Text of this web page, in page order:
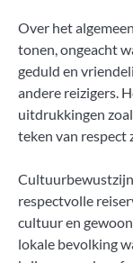
Over het
tonen, ongeacht
geduld en
andere reizigers.
uitdrukkingen
teken van respect
Cultuurbewustzijn
respectvolle
cultuur en
lokale bevolking